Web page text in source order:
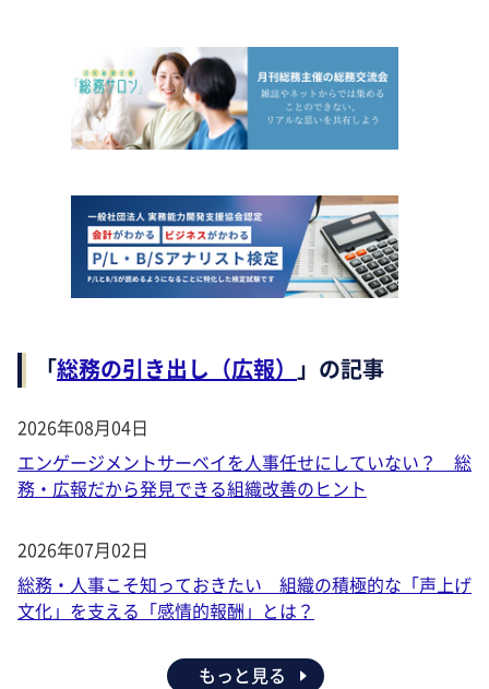
「総務の引き出し（広報） 」の記事
2026年08月04日
エンゲージメントサーベイを人事任せにしていない？ 総
務・広報だから発見できる組織改善のヒント
2026年07月02日
総務・人事こそ知っておきたい 組織の積極的な「声上げ
文化」を支える「感情的報酬」とは？
もっと見る